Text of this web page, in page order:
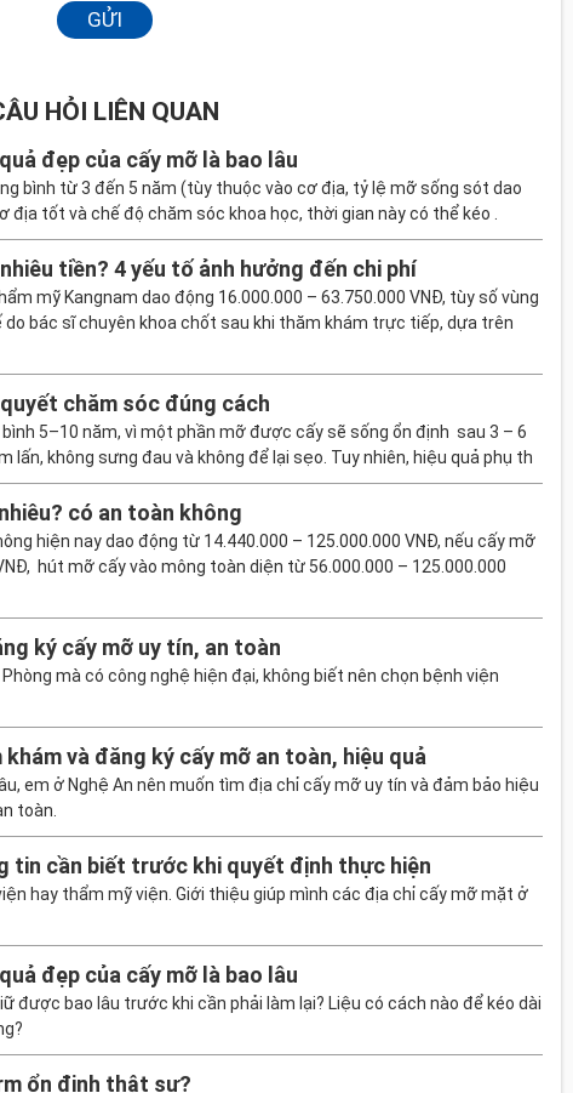
GỬI
HỎI LIÊN QUAN
đẹp của cấy mỡ là bao lâu
bình từ 3 đến 5 năm (tùy thuộc vào cơ địa, tỷ lệ mỡ sống sót dao
địa tốt và chế độ chăm sóc khoa học, thời gian này có thể kéo .
tiền? 4 yếu tố ảnh hưởng đến chi phí
mỹ Kangnam dao động 16.000.000 – 63.750.000 VNĐ, tùy số vùng
bác sĩ chuyên khoa chốt sau khi thăm khám trực tiếp, dựa trên
chăm sóc đúng cách
5–10 năm, vì một phần mỡ được cấy sẽ sống ổn định sau 3 – 6
lấn, không sưng đau và không để lại sẹo. Tuy nhiên, hiệu quả phụ th
có an toàn không
hiện nay dao động từ 14.440.000 – 125.000.000 VNĐ, nếu cấy mỡ
hút mỡ cấy vào mông toàn diện từ 56.000.000 – 125.000.000
ký cấy mỡ uy tín, an toàn
mà có công nghệ hiện đại, không biết nên chọn bệnh viện
và đăng ký cấy mỡ an toàn, hiệu quả
em ở Nghệ An nên muốn tìm địa chỉ cấy mỡ uy tín và đảm bảo hiệu
toàn.
tin cần biết trước khi quyết định thực hiện
hay thẩm mỹ viện. Giới thiệu giúp mình các địa chỉ cấy mỡ mặt ở
đẹp của cấy mỡ là bao lâu
được bao lâu trước khi cần phải làm lại? Liệu có cách nào để kéo dài
ổn định thật sự?